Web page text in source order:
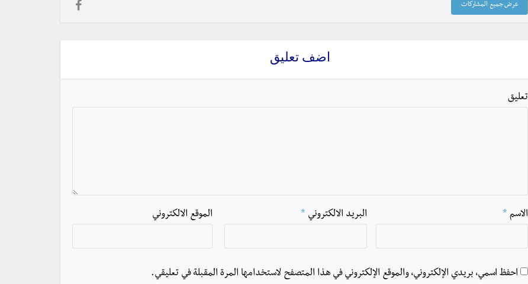
عرض جميع المشاركات
اضف تعليق
تعليق
الاسم * البريد الالكتروني * الموقع الالكتروني
احفظ اسمي، بريدي الإلكتروني، والموقع الإلكتروني في هذا المتصفح لاستخدامها المرة المقبلة في تعليقي.